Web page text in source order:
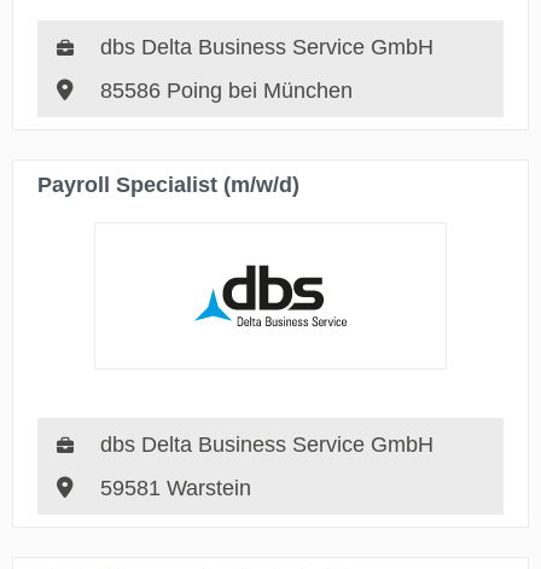
dbs Delta Business Service GmbH
85586 Poing bei München
Payroll Specialist (m/w/d)
dbs Delta Business Service GmbH
59581 Warstein